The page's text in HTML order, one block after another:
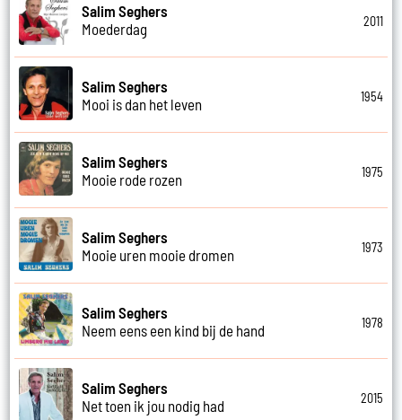
Salim Seghers
Moederdag
2011
Salim Seghers
Mooi is dan het leven
1954
Salim Seghers
Mooie rode rozen
1975
Salim Seghers
Mooie uren mooie dromen
1973
Salim Seghers
Neem eens een kind bij de hand
1978
Salim Seghers
Net toen ik jou nodig had
2015